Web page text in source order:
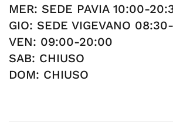
MER: SEDE PAVIA 10:00-
GIO: SEDE VIGEVANO
VEN: 09:00-20:00
SAB: CHIUSO
DOM: CHIUSO